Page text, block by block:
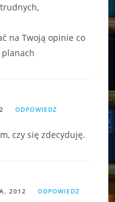
na Twoją opinie co
ODPOWIEDZ
czy się zdecyduję.
2012 ODPOWIEDZ